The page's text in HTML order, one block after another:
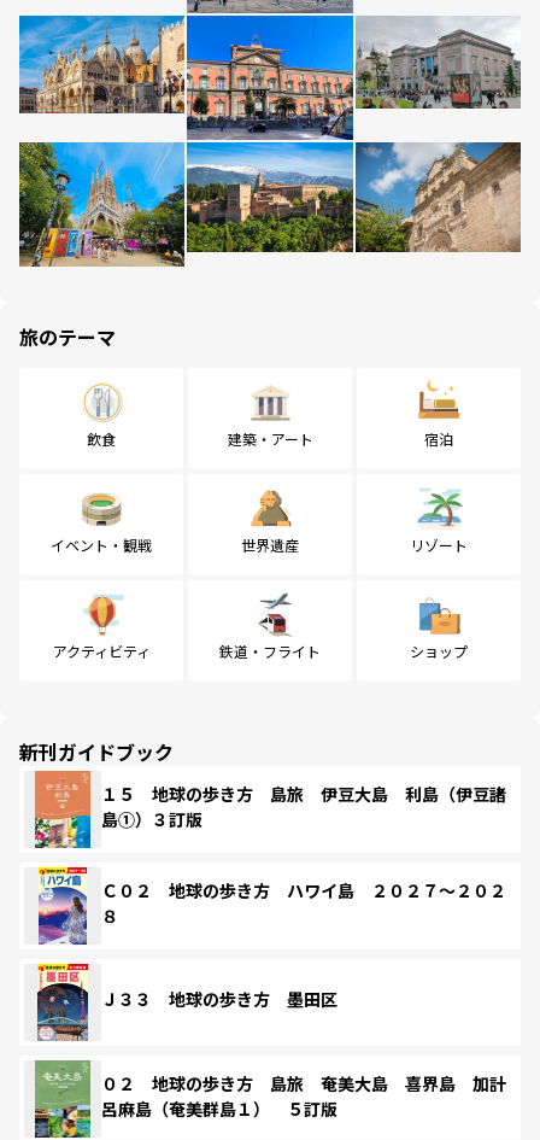
旅のテーマ
飲食 建築・アート 宿泊
イベント・観戦 世界遺産 リゾート
アクティビティ 鉄道・フライト ショップ
新刊ガイドブック
１５ 地球の歩き方 島旅 伊豆大島 利島（伊豆諸
島①）３訂版
Ｃ０２ 地球の歩き方 ハワイ島 ２０２７～２０２
８
Ｊ３３ 地球の歩き方 墨田区
０２ 地球の歩き方 島旅 奄美大島 喜界島 加計
呂麻島（奄美群島１） ５訂版